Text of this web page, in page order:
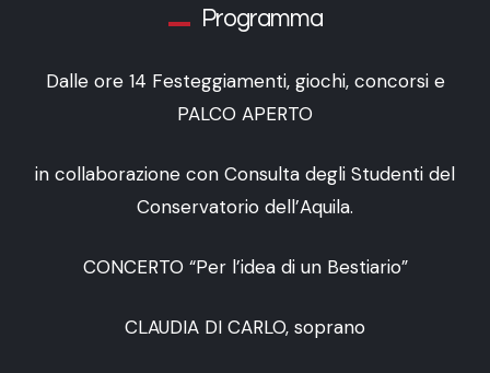
Programma
Dalle ore 14 Festeggiamenti, giochi, concorsi e
PALCO APERTO
in collaborazione con Consulta degli Studenti del
Conservatorio dell’Aquila.
CONCERTO “Per l’idea di un Bestiario”
CLAUDIA DI CARLO, soprano